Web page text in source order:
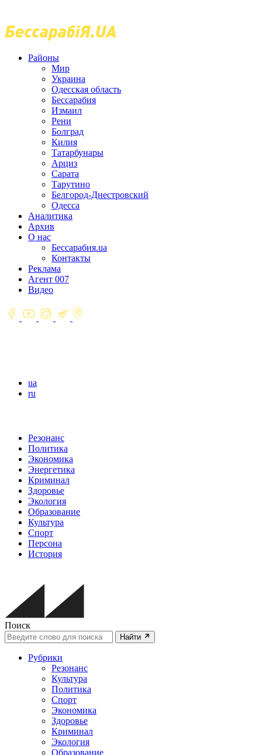
Районы
Мир
Украина
Одесская область
Бессарабия
Измаил
Рени
Болград
Килия
Татарбунары
Арциз
Сарата
Тарутино
Белгород-Днестровский
Одесса
Аналитика
Архив
О нас
Бессарабия.ua
Контакты
Реклама
Агент 007
Видео
ua
ru
Резонанс
Политика
Экономика
Энергетика
Криминал
Здоровье
Экология
Образование
Культура
Спорт
Персона
История
Поиск
Найти
Рубрики
Резонанс
Культура
Политика
Спорт
Экономика
Здоровье
Криминал
Экология
Образование